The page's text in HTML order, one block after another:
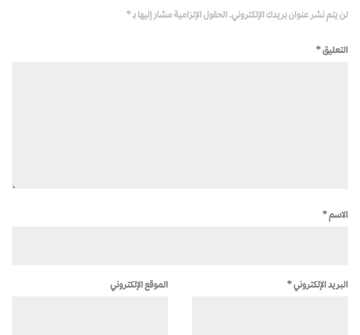
لن يتم نشر عنوان بريدك الإلكتروني. الحقول الإلزامية مشار إليها بـ*
التعليق*
الاسم*
البريد الإلكتروني* الموقع الإلكتروني